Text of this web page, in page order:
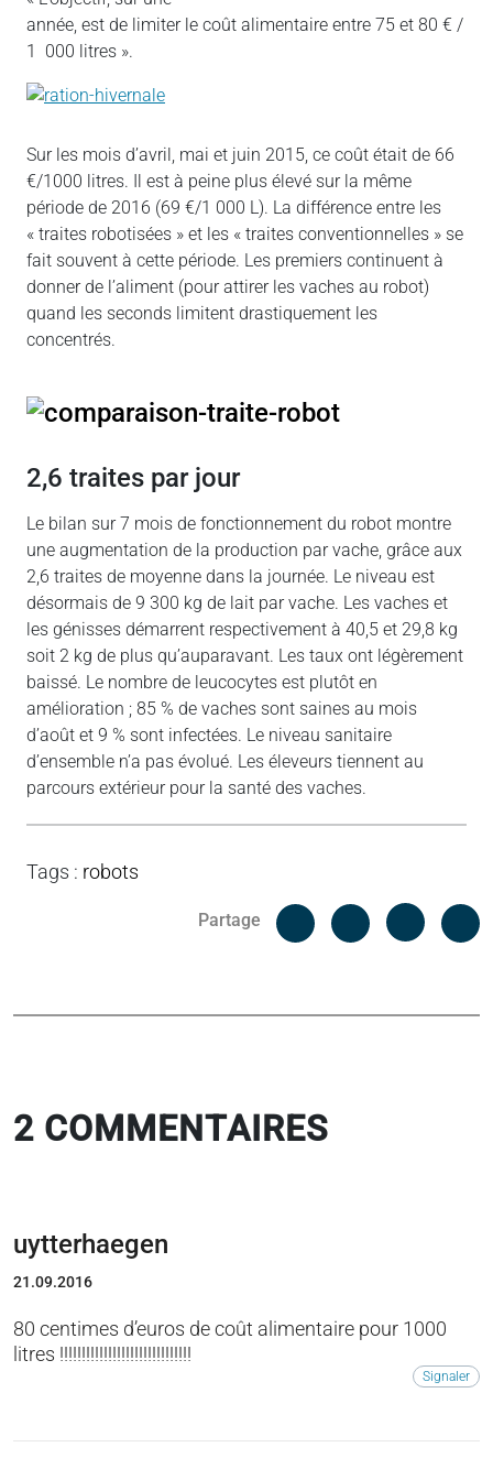
année, est de limiter le coût alimentaire entre 75 et 80 € /
1 000 litres ».
Sur les mois d’avril, mai et juin 2015, ce coût était de 66
€/1000 litres. Il est à peine plus élevé sur la même
période de 2016 (69 €/1 000 L). La différence entre les
« traites robotisées » et les « traites conventionnelles » se
fait souvent à cette période. Les premiers continuent à
donner de l’aliment (pour attirer les vaches au robot)
quand les seconds limitent drastiquement les
concentrés.
2,6 traites par jour
Le bilan sur 7 mois de fonctionnement du robot montre
une augmentation de la production par vache, grâce aux
2,6 traites de moyenne dans la journée. Le niveau est
désormais de 9 300 kg de lait par vache. Les vaches et
les génisses démarrent respectivement à 40,5 et 29,8 kg
soit 2 kg de plus qu’auparavant. Les taux ont légèrement
baissé. Le nombre de leucocytes est plutôt en
amélioration ; 85 % de vaches sont saines au mois
d’août et 9 % sont infectées. Le niveau sanitaire
d’ensemble n’a pas évolué. Les éleveurs tiennent au
parcours extérieur pour la santé des vaches.
Tags : robots
Partage
Facebook
2 COMMENTAIRES
uytterhaegen
21.09.2016
80 centimes d’euros de coût alimentaire pour 1000
litres !!!!!!!!!!!!!!!!!!!!!!!!!!!!!!
Signaler